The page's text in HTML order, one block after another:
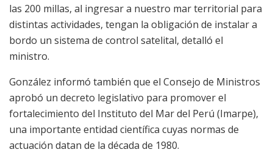
las 200 millas, al ingresar a nuestro mar territorial para
distintas actividades, tengan la obligación de instalar a
bordo un sistema de control satelital, detalló el
ministro.
González informó también que el Consejo de Ministros
aprobó un decreto legislativo para promover el
fortalecimiento del Instituto del Mar del Perú (Imarpe),
una importante entidad científica cuyas normas de
actuación datan de la década de 1980.